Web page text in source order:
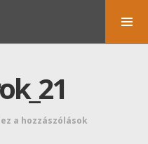
a hozzászólások